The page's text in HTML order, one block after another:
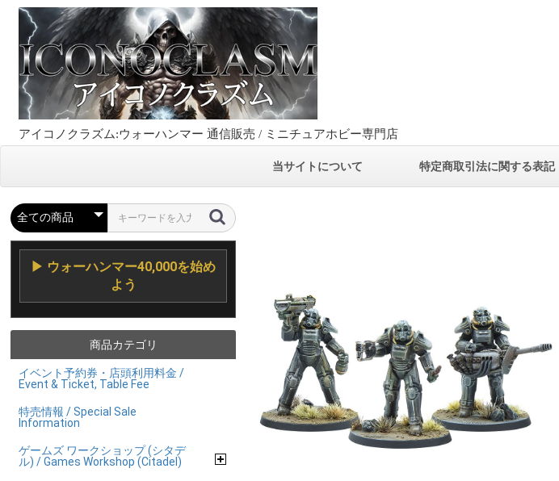
アイコノクラズム:ウォーハンマー 通信販売 / ミニチュアホビー専門店
当サイトについて 特定商取引法に関する表記
▶ ウォーハンマー40,000を始め
よう
商品カテゴリ
イベント予約券・店頭利用料金 /
Event & Ticket, Table Fee
特売情報 / Special Sale
Information
ゲームズ ワークショップ (シタデ
ル) / Games Workshop (Citadel)